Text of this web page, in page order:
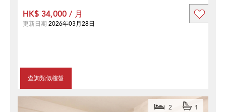
查詢類似樓盤
HK$ 34,000 / 月
更新日期 2026年03月28日
2 1